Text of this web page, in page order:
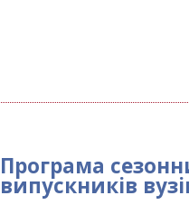
Програма
випускників